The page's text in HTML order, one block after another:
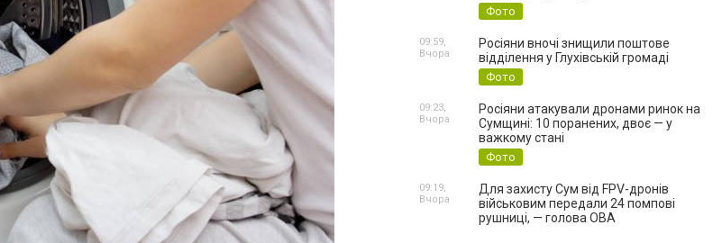
Фото
Росіяни вночі знищили поштове
відділення у Глухівській громаді
Фото
09:59,
Вчора
Росіяни атакували дронами ринок на
Сумщині: 10 поранених, двоє — у
важкому стані
Фото
09:23,
Вчора
Для захисту Сум від FPV-дронів
військовим передали 24 помпові
рушниці, — голова ОВА
09:19,
Вчора